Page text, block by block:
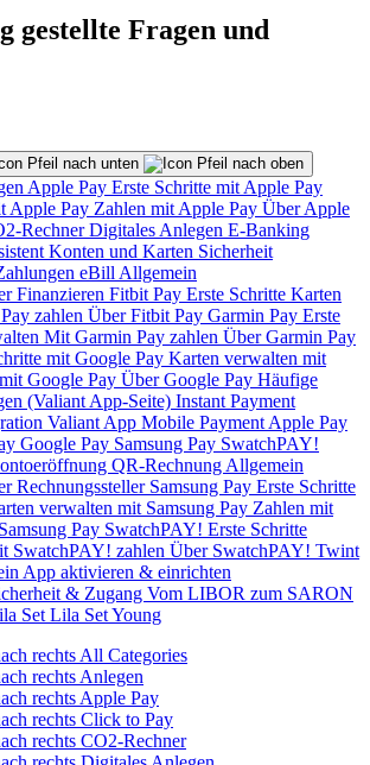
gestellte Fragen und
Apple Pay Erste Schritte mit Apple Pay
Apple Pay Zahlen mit Apple Pay Über Apple
RechnerDigitales Anlegen E-Banking
Konten und Karten Sicherheit
eBill Allgemein
Finanzieren Fitbit Pay Erste Schritte Karten
zahlen Über Fitbit Pay Garmin Pay Erste
Mit Garmin Pay zahlen Über Garmin Pay
mit Google Pay Karten verwalten mit
Google Pay Über Google Pay Häufige
(Valiant App-Seite) Instant Payment
Valiant App Mobile Payment Apple Pay
Google Pay Samsung Pay SwatchPAY!
QR-Rechnung Allgemein
Rechnungssteller Samsung Pay Erste Schritte
verwalten mit Samsung Pay Zahlen mit
Pay SwatchPAY! Erste Schritte
SwatchPAY! zahlen Über SwatchPAY! Twint
App aktivieren & einrichten
& Zugang Vom LIBOR zum SARON
Set Lila Set Young
All Categories
Anlegen
Apple Pay
Click to Pay
CO2-Rechner